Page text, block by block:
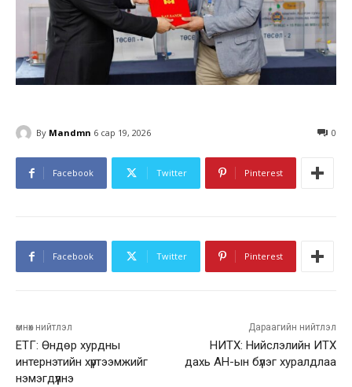
By Mandmn 6 сар 19, 2026 0
Facebook Twitter Pinterest
Facebook Twitter Pinterest
өмнөх нийтлэл
ЕТГ: Өндөр хурдны
интернэтийн хүртээмжийг
нэмэгдүүлнэ
Дараагийн нийтлэл
НИТХ: Нийслэлийн ИТХ
дахь АН-ын бүлэг хуралдлаа